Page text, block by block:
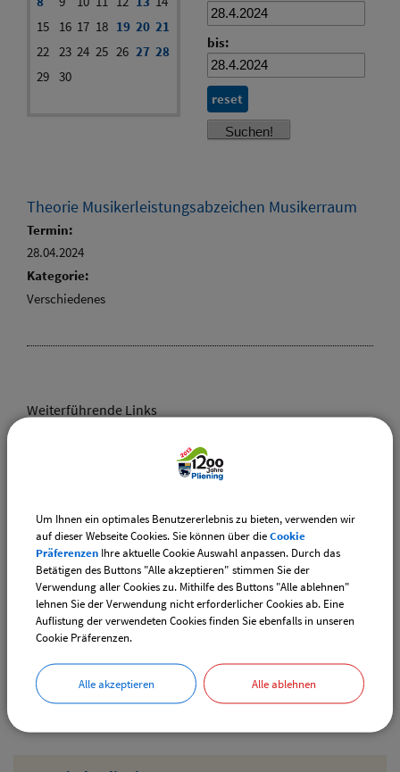
15
16 17 18 19 20 21
22 23 24 25 26 27 28
29 30
bis:
reset
Theorie Musikerleistungsabzeichen Musikerraum
Termin:
28.04.2024
Kategorie:
Verschiedenes
Weiterführende Links
CSU-Ortshauptversammlung
Downloads
Den gewählten Termin als VCS-Kalenderdatei
downloaden
Den gewählten Termin als iCal-Kalenderdatei
downloaden
Drucken
Um Ihnen ein optimales Benutzererlebnis zu bieten, verwenden wir
auf dieser Webseite Cookies. Sie können über dieCookie
Präferenzen Ihre aktuelle Cookie Auswahl anpassen. Durch das
Betätigen des Buttons "Alle akzeptieren" stimmen Sie der
Verwendung aller Cookies zu. Mithilfe des Buttons "Alle ablehnen"
lehnen Sie der Verwendung nicht erforderlicher Cookies ab. Eine
Auflistung der verwendeten Cookies finden Sie ebenfalls in unseren
Cookie Präferenzen.
Alle akzeptieren Alle ablehnen